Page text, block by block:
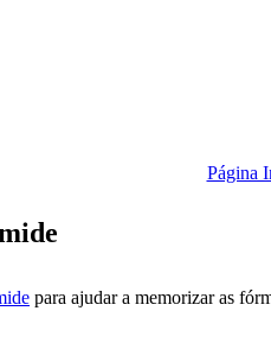
Página
para ajudar a memorizar as